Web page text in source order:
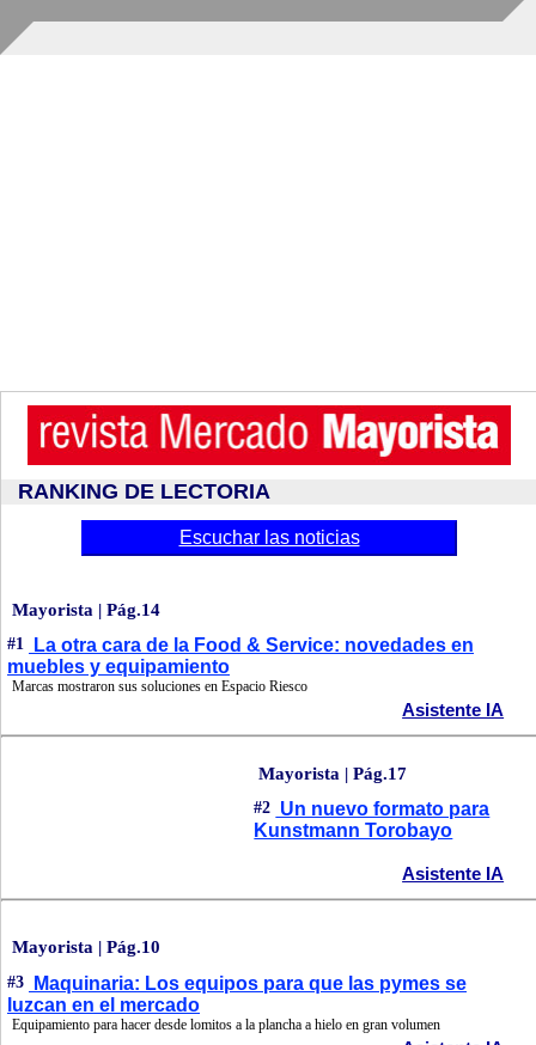
RANKING DE LECTORIA
Escuchar las noticias
Mayorista | Pág.14
#1
La otra cara de la Food & Service: novedades en
muebles y equipamiento
Marcas mostraron sus soluciones en Espacio Riesco
Asistente IA
Mayorista | Pág.17
#2 Un nuevo formato para
Kunstmann Torobayo
Asistente IA
Mayorista | Pág.10
#3
Maquinaria: Los equipos para que las pymes se
luzcan en el mercado
Equipamiento para hacer desde lomitos a la plancha a hielo en gran volumen